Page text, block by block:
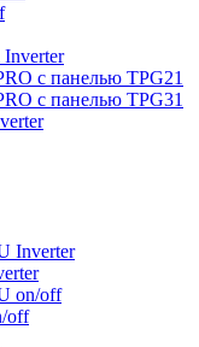
Inverter
c панелью TPG21
c панелью TPG31
Inverter
on/off
off